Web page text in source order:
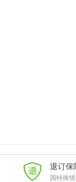
退订保
因特殊